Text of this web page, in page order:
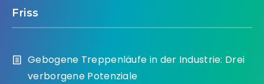
Friss
Gebogene Treppenläufe in der Industrie: Drei
verborgene Potenziale